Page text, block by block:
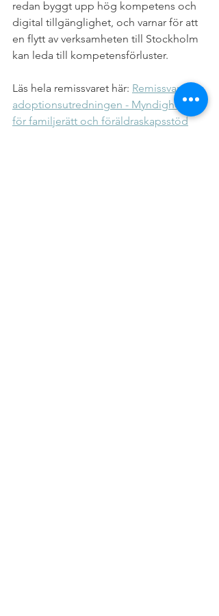
redan byggt upp hög kompetens och
digital tillgänglighet, och varnar för att
en flytt av verksamheten till Stockholm
kan leda till kompetensförluster.
Läs hela remissvaret här: Remissvar på
adoptionsutredningen - Myndigheten
för familjerätt och föräldraskapsstöd